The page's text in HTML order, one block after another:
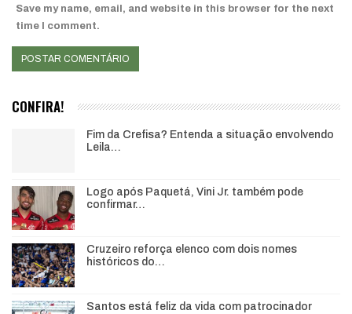
Save my name, email, and website in this browser for the next
time I comment.
CONFIRA!
Fim da Crefisa? Entenda a situação envolvendo
Leila…
Logo após Paquetá, Vini Jr. também pode
confirmar…
Cruzeiro reforça elenco com dois nomes
históricos do…
Santos está feliz da vida com patrocinador